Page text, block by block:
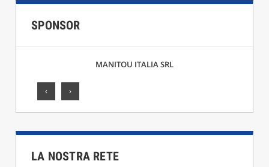
SPONSOR
MANITOU ITALIA SRL
‹ ›
LA NOSTRA RETE